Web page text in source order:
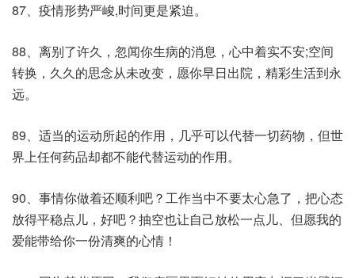
87、疫情形势严峻,时间更是紧迫。
88、离别了许久，忽闻你生病的消息，心中着实不安;空间
转换，久久的思念从未改变，愿你早日出院，精彩生活到永
远。
89、适当的运动所起的作用，几乎可以代替一切药物，但世
界上任何药品却都不能代替运动的作用。
90、事情你做着还顺利吧？工作当中不要太心急了，把心态
放得平稳点儿，好吧？抽空也让自己放松一点儿、但愿我的
爱能带给你一份清爽的心情！